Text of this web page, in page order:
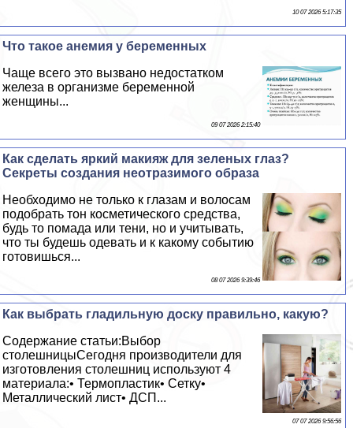
10 07 2026 5:17:35
Что такое анемия у беременных
Чаще всего это вызвано недостатком
железа в организме беременной
женщины...
09 07 2026 2:15:40
Как сделать яркий макияж для зеленых глаз?
Секреты создания неотразимого образа
Необходимо не только к глазам и волосам
подобрать тон косметического средства,
будь то помада или тени, но и учитывать,
что ты будешь одевать и к какому событию
готовишься...
08 07 2026 9:39:46
Как выбрать гладильную доску правильно, какую?
Содержание статьи:Выбор
столешницыСегодня производители для
изготовления столешниц используют 4
материала:• Термопластик• Сетку•
Металлический лист• ДСП...
07 07 2026 9:56:56